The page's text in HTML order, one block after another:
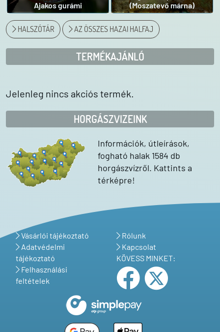
Ajakos gurámi
(Moszatevő márna)
HALSZÓTÁR AZ ÖSSZES HAZAI HALFAJ
TERMÉKAJÁNLÓ
Jelenleg nincs akciós termék.
HORGÁSZVIZEINK
Információk, útleírások,
fogható halak 1584 db
horgászvízről. Kattints a
térképre!
Vásárlói tájékoztató
Adatvédelmi
tájékoztató
Felhasználási
feltételek
Rólunk
Kapcsolat
KÖVESS MINKET: